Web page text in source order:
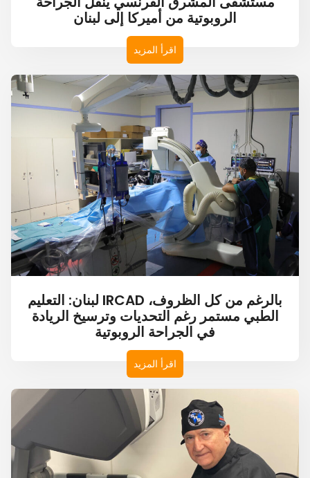
الروبوتية من أميركا إلى لبنان
اقرأ المزيد
بالرغم من كل الظروف، IRCAD لبنان: التعليم
الطبي مستمر رغم التحديات وترسيخ الريادة
في الجراحة الروبوتية
اقرأ المزيد